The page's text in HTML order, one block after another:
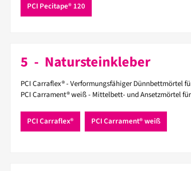
PCI Pecitape® 120
5 - Natursteinkleber
PCI Carraflex® -Verformungsfähiger Dünnbettmörtel
PCI Carrament® weiß - Mittelbett- und Ansetzmörtel
PCI Carraflex® PCI Carrament® weiß